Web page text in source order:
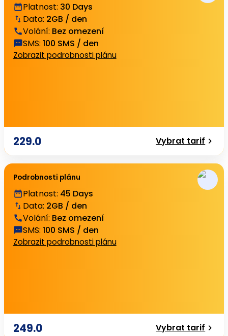
Platnost: 30 Days
Data: 2GB / den
Volání: Bez omezení
SMS: 100 SMS / den
Zobrazit podrobnosti plánu
229.0 Vybrat tarif
Podrobnosti plánu
Platnost: 45 Days
Data: 2GB / den
Volání: Bez omezení
SMS: 100 SMS / den
Zobrazit podrobnosti plánu
249.0 Vybrat tarif